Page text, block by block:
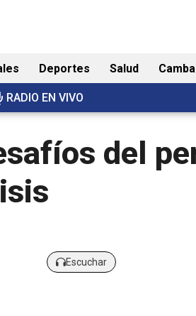
Deportes Salud
RADIO EN VIVO
del
Escuchar